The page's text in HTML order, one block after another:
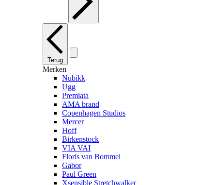
Terug
Merken
Nubikk
Ugg
Premiata
AMA brand
Copenhagen Studios
Mercer
Hoff
Birkenstock
VIA VAI
Floris van Bommel
Gabor
Paul Green
Xsensible Stretchwalker